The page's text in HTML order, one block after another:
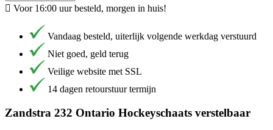
 Voor 16:00 uur besteld, morgen in huis!
Vandaag besteld, uiterlijk volgende werkdag verstuurd
Niet goed, geld terug
Veilige website met SSL
14 dagen retourstuur termijn
Zandstra 232 Ontario Hockeyschaats verstelbaar